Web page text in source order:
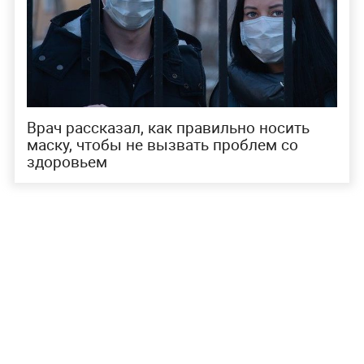
Врач рассказал, как правильно носить
маску, чтобы не вызвать проблем со
здоровьем